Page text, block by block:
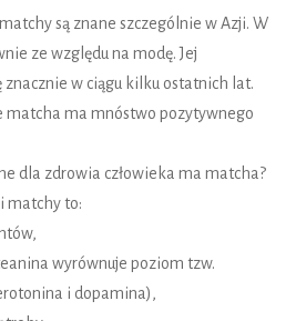
są znane szczególnie w Azji. W
ze względu na modę. Jej
znacznie w ciągu kilku ostatnich lat.
matcha ma mnóstwo pozytywnego
dla zdrowia człowieka ma matcha?
matchy to:
wyrównuje poziom tzw.
i dopamina),